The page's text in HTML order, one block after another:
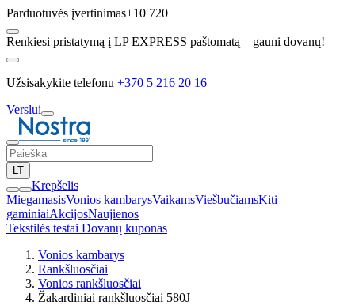
Parduotuvės įvertinimas+10 720
Renkiesi pristatymą į LP EXPRESS paštomatą – gauni dovanų!
Užsisakykite telefonu +370 5 216 20 16
Verslui
LT
Krepšelis
MiegamasisVonios kambarysVaikamsViešbučiamsKiti
gaminiaiAkcijosNaujienos
Tekstilės testai Dovanų kuponas
Vonios kambarys
Rankšluosčiai
Vonios rankšluosčiai
Žakardiniai rankšluosčiai 580J